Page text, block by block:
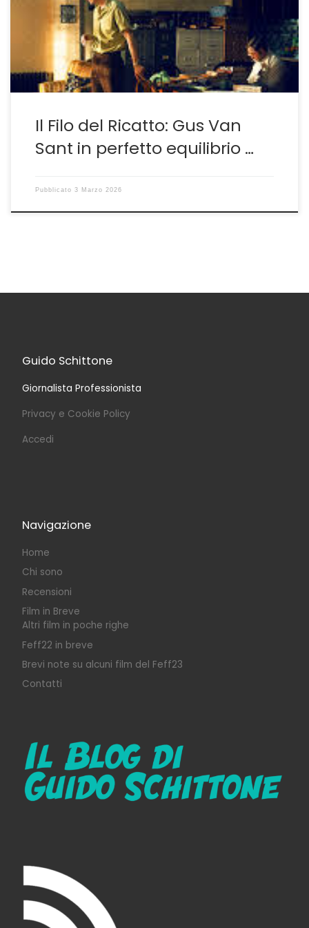
prendendo spunto da un fatto realmente accaduto si
addentra nel rapporto tra giusto e ingiusto, ruolo dei
media e allegoria del contemporaneo. Un lavoro da […]
Il Filo del Ricatto: Gus Van
Sant in perfetto equilibrio …
Pubblicato 3 Marzo 2026
Guido Schittone
Giornalista Professionista
Privacy e Cookie Policy
Accedi
Navigazione
Home
Chi sono
Recensioni
Film in Breve
Altri film in poche righe
Feff22 in breve
Brevi note su alcuni film del Feff23
Contatti